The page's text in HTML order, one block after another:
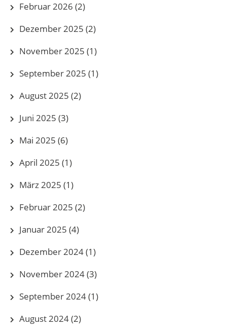
Februar 2026 (2)
Dezember 2025 (2)
November 2025 (1)
September 2025 (1)
August 2025 (2)
Juni 2025 (3)
Mai 2025 (6)
April 2025 (1)
März 2025 (1)
Februar 2025 (2)
Januar 2025 (4)
Dezember 2024(1)
November 2024(3)
September 2024(1)
August 2024(2)